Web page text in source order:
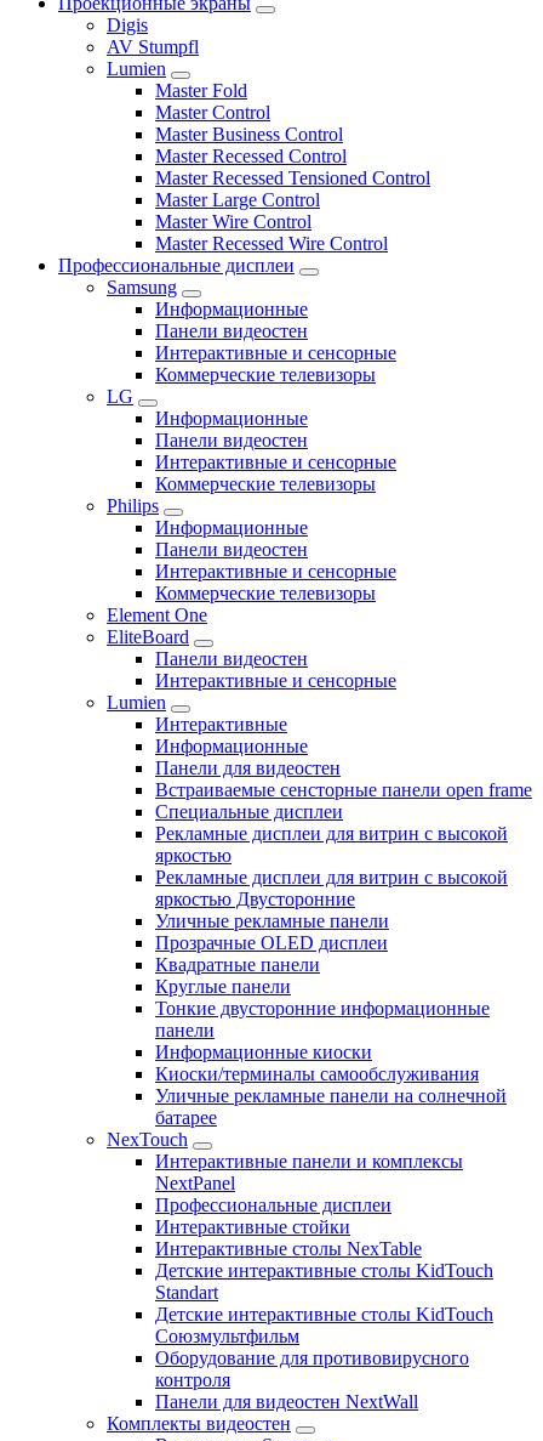
Digis
AV Stumpfl
Lumien
Master Fold
Master Control
Master Business Control
Master Recessed Control
Master Recessed Tensioned Control
Master Large Control
Master Wire Control
Master Recessed Wire Control
Профессиональные дисплеи
Samsung
Информационные
Панели видеостен
Интерактивные и сенсорные
Коммерческие телевизоры
LG
Информационные
Панели видеостен
Интерактивные и сенсорные
Коммерческие телевизоры
Philips
Информационные
Панели видеостен
Интерактивные и сенсорные
Коммерческие телевизоры
Element One
EliteBoard
Панели видеостен
Интерактивные и сенсорные
Lumien
Интерактивные
Информационные
Панели для видеостен
Встраиваемые сенсторные панели open frame
Специальные дисплеи
Рекламные дисплеи для витрин с высокой
яркостью
Рекламные дисплеи для витрин с высокой
яркостью Двусторонние
Уличные рекламные панели
Прозрачные OLED дисплеи
Квадратные панели
Круглые панели
Тонкие двусторонние информационные
панели
Информационные киоски
Киоски/терминалы самообслуживания
Уличные рекламные панели на солнечной
батарее
NexTouch
Интерактивные панели и комплексы
NextPanel
Профессиональные дисплеи
Интерактивные стойки
Интерактивные столы NexTable
Детские интерактивные столы KidTouch
Standart
Детские интерактивные столы KidTouch
Союзмультфильм
Оборудование для противовирусного
контроля
Панели для видеостен NextWall
Комплекты видеостен